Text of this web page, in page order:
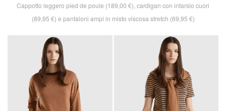
Cappotto leggero pied de poule (189,00 €), cardigan con intarsio cuori
(89,95 €) e pantaloni ampi in misto viscosa stretch (69,95 €)